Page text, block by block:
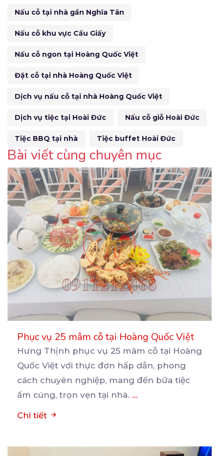
Nấu cỗ tại nhà gần Nghĩa Tân
Nấu cỗ khu vực Cầu Giấy
Nấu cỗ ngon tại Hoàng Quốc Việt
Đặt cỗ tại nhà Hoàng Quốc Việt
Dịch vụ nấu cỗ tại nhà Hoàng Quốc Việt
Dịch vụ tiệc tại Hoài Đức Nấu cỗ giỗ Hoài Đức
Tiệc BBQ tại nhà Tiệc buffet Hoài Đức
Bài viết cùng chuyên mục
Phục vụ 25 mâm cỗ tại Hoàng Quốc Việt
Hưng Thịnh phục vụ 25 mâm cỗ tại Hoàng
Quốc Việt với thực đơn hấp dẫn, phong
cách chuyên nghiệp, mang đến bữa tiệc
ấm cúng, trọn vẹn tại nhà. ...
Chi tiết